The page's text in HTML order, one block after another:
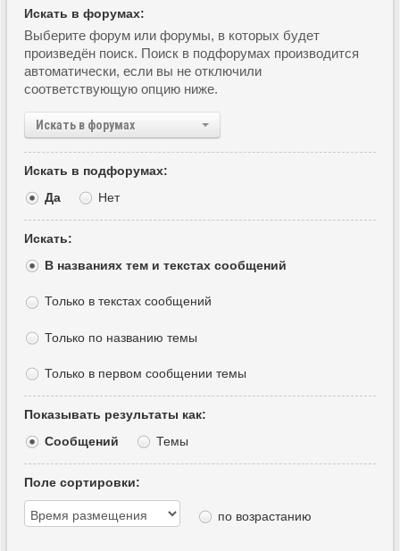
Искать в форумах:
Выберите форум или форумы, в которых будет
произведён поиск. Поиск в подфорумах производится
автоматически, если вы не отключили
соответствующую опцию ниже.
Искать в форумах
Искать в подфорумах:
Да
Нет
Искать:
В названиях тем и текстах сообщений
Только в текстах сообщений
Только по названию темы
Только в первом сообщении темы
Показывать результаты как:
Сообщений
Темы
Поле сортировки:
по возрастанию